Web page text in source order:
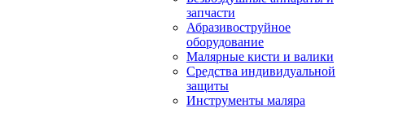
запчасти
Абразивоструйное
оборудование
Малярные кисти и валики
Средства индивидуальной
защиты
Инструменты маляра